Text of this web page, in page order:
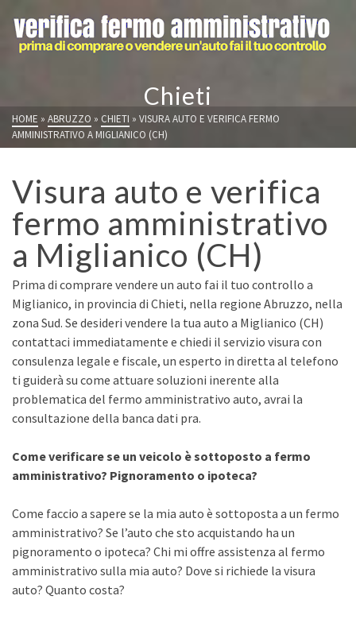
Chieti
HOME » ABRUZZO » CHIETI » VISURA AUTO E VERIFICA FERMO
AMMINISTRATIVO A MIGLIANICO (CH)
Visura auto e verifica
fermo amministrativo
a Miglianico (CH)
Prima di comprare vendere un auto fai il tuo controllo a
Miglianico, in provincia di Chieti, nella regione Abruzzo, nella
zona Sud. Se desideri vendere la tua auto a Miglianico (CH)
contattaci immediatamente e chiedi il servizio visura con
consulenza legale e fiscale, un esperto in diretta al telefono
ti guiderà su come attuare soluzioni inerente alla
problematica del fermo amministrativo auto, avrai la
consultazione della banca dati pra.
Come verificare se un veicolo è sottoposto a fermo
amministrativo? Pignoramento o ipoteca?
Come faccio a sapere se la mia auto è sottoposta a un fermo
amministrativo? Se l’auto che sto acquistando ha un
pignoramento o ipoteca? Chi mi offre assistenza al fermo
amministrativo sulla mia auto? Dove si richiede la visura
auto? Quanto costa?